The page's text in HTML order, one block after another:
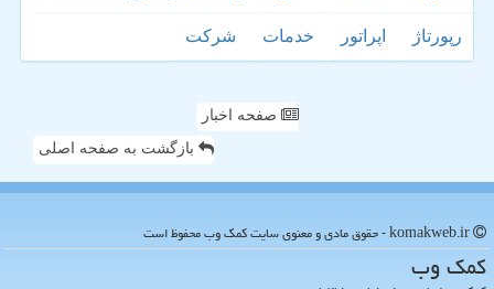
رپورتاژ اپراتور خدمات شركت
صفحه اخبار
بازگشت به صفحه اصلی
كمك وب